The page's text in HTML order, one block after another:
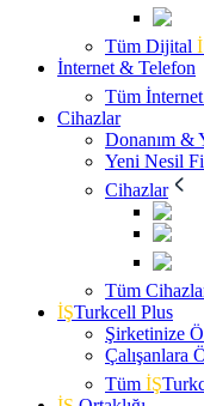
Tüm Dijital
İnternet & Telefon
Tüm
Cihazlar
Donanım &
Yeni Nesil
Cihazlar
Tüm
İŞTurkcell Plus
Şirketinize
Çalışanlara
Tüm İŞ